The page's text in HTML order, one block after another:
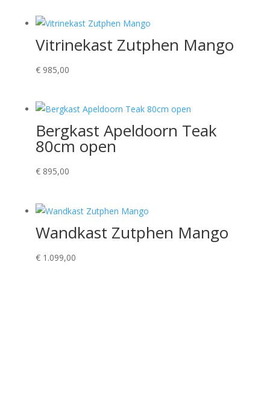
Vitrinekast Zutphen Mango
€985,00
Bergkast Apeldoorn Teak
80cm open
€895,00
Wandkast Zutphen Mango
€1.099,00